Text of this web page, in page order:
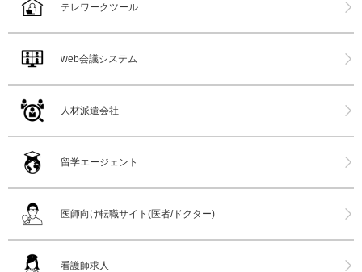
テレワークツール
web会議システム
人材派遣会社
留学エージェント
医師向け転職サイト(医者/ドクター)
看護師求人